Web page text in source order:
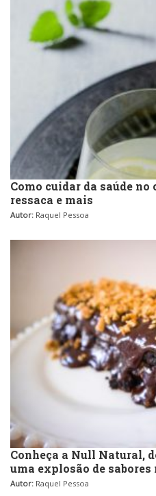
Como cuidar da saúde
ressaca e mais
Autor: Raquel Pessoa
Conheça a Null Natural,
uma explosão de
Autor: Raquel Pessoa